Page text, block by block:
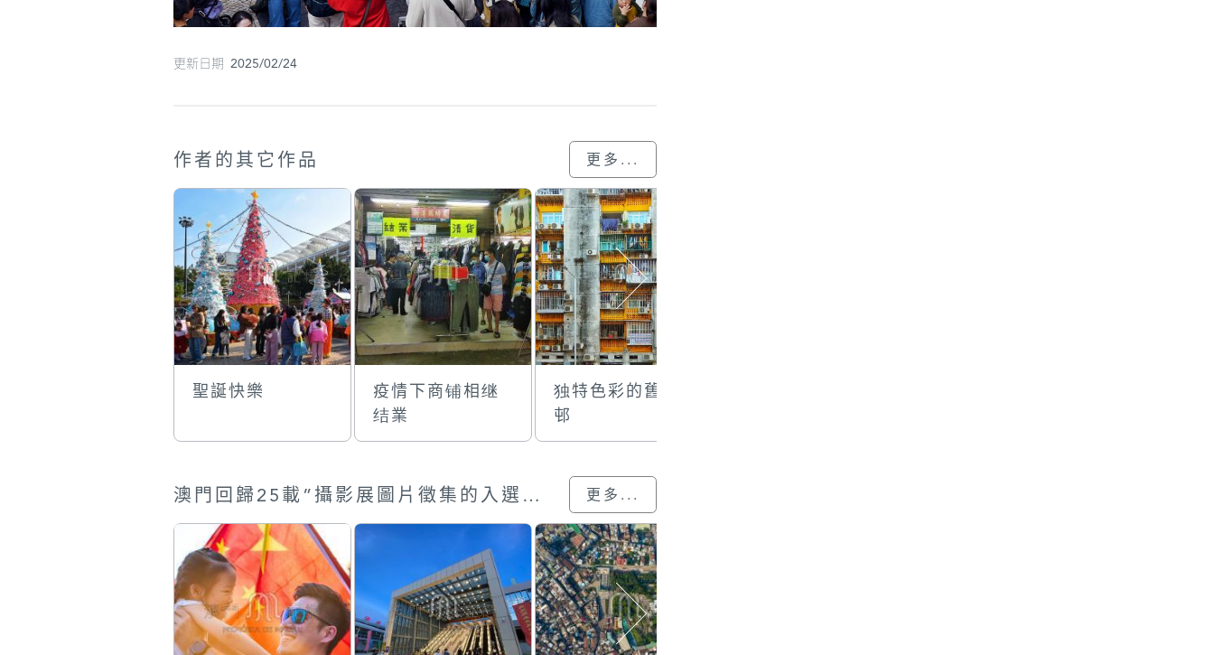
更新日期 2025/02/24
作者的其它作品 更多...
聖誕快樂
疫情下商铺相继
结業
独特色彩的舊屋
邨
澳門回歸25載”攝影展圖片徵集的入選作品 更多...